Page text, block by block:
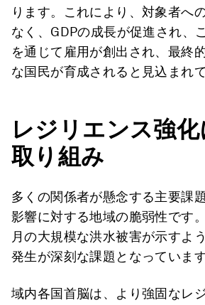
ります。これにより、対象者へ
なく、GDPの成長が促進され、
を通じて雇用が創出され、最終
な国民が育成されると見込まれて
レジリエンス強
取り組み
多くの関係者が懸念する主要課
影響に対する地域の脆弱性です
月の大規模な洪水被害が示すよ
発生が深刻な課題となっています
域内各国首脳は、より強固なレ